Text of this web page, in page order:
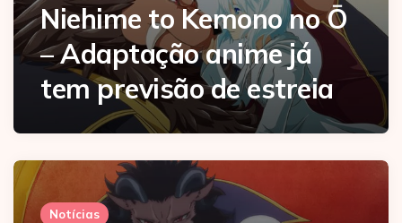
Niehime to Kemono no Ō
– Adaptação anime já
tem previsão de estreia
Notícias